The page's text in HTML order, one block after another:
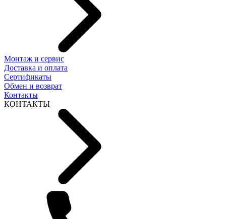
Монтаж и сервис
Доставка и оплата
Сертификаты
Обмен и возврат
Контакты
КОНТАКТЫ